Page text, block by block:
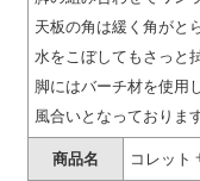
天板の角は緩く角がと
水をこぼしてもさっと
脚にはバーチ材を使用
風合いとなっておりま
商品名 コレット